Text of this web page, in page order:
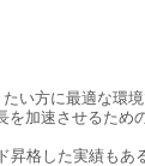
い方に最適な環境
を加速させるため
昇格した実績もあ